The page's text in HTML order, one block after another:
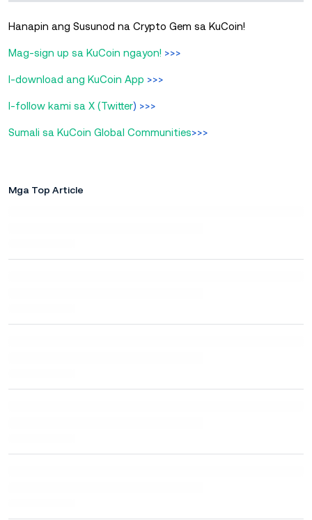
Hanapin ang Susunod na Crypto Gem sa KuCoin!
Mag-sign up sa KuCoin ngayon! >>>
I-download ang KuCoin App >>>
I-follow kami sa X (Twitter) >>>
Sumali sa KuCoin Global Communities>>>
Mga Top Article